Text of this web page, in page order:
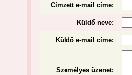
Címzett e-mail címe:
Küldő neve:
Küldő e-mail címe:
Személyes üzenet: